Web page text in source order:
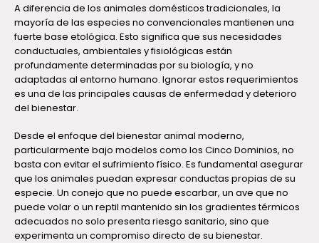
A diferencia de los animales domésticos tradicionales, la
mayoría de las especies no convencionales mantienen una
fuerte base etológica. Esto significa que sus necesidades
conductuales, ambientales y fisiológicas están
profundamente determinadas por su biología, y no
adaptadas al entorno humano. Ignorar estos requerimientos
es una de las principales causas de enfermedad y deterioro
del bienestar.
Desde el enfoque del bienestar animal moderno,
particularmente bajo modelos como los Cinco Dominios, no
basta con evitar el sufrimiento físico. Es fundamental asegurar
que los animales puedan expresar conductas propias de su
especie. Un conejo que no puede escarbar, un ave que no
puede volar o un reptil mantenido sin los gradientes térmicos
adecuados no solo presenta riesgo sanitario, sino que
experimenta un compromiso directo de su bienestar.